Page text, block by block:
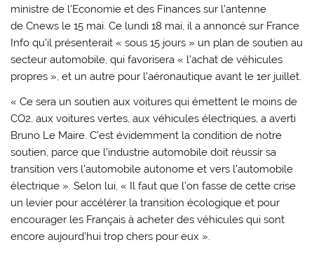
ministre de l’Economie et des Finances sur l’antenne
de Cnews le 15 mai. Ce lundi 18 mai, il a annoncé sur France
Info qu’il présenterait « sous 15 jours » un plan de soutien au
secteur automobile, qui favorisera « l’achat de véhicules
propres », et un autre pour l’aéronautique avant le 1er juillet.
« Ce sera un soutien aux voitures qui émettent le moins de
CO2, aux voitures vertes, aux véhicules électriques, a averti
Bruno Le Maire. C’est évidemment la condition de notre
soutien, parce que l’industrie automobile doit réussir sa
transition vers l’automobile autonome et vers l’automobile
électrique ». Selon lui, « Il faut que l’on fasse de cette crise
un levier pour accélérer la transition écologique et pour
encourager les Français à acheter des véhicules qui sont
encore aujourd’hui trop chers pour eux ».